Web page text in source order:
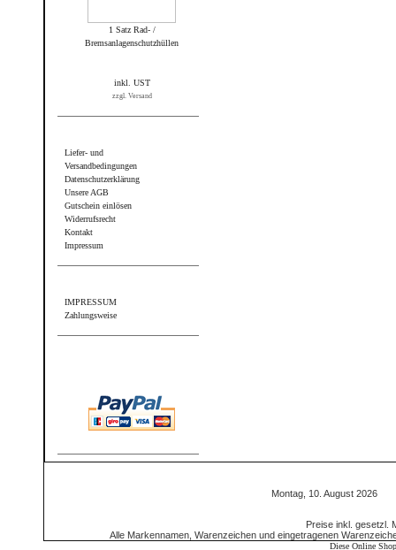
1 Satz Rad- /
Bremsanlagenschutzhüllen
inkl. UST
zzgl. Versand
Liefer- und
Versandbedingungen
Datenschutzerklärung
Unsere AGB
Gutschein einlösen
Widerrufsrecht
Kontakt
Impressum
IMPRESSUM
Zahlungsweise
Montag, 10. August 2026
Preise inkl. gesetzl.
Alle Markennamen, Warenzeichen und eingetragenen
Diese Online